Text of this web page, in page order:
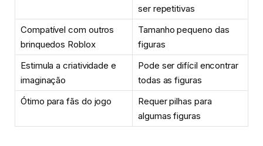
ser repetitivas
Compatível com outros
brinquedos Roblox
Tamanho pequeno das
figuras
Estimula a criatividade e
imaginação
Pode ser difícil encontrar
todas as figuras
Ótimo para fãs do jogo
Requer pilhas para
algumas figuras